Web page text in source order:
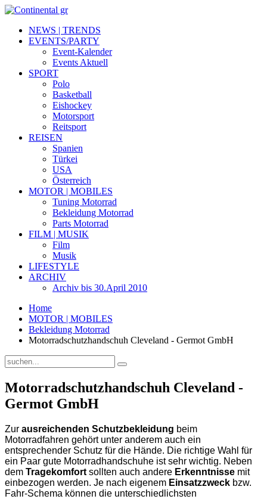
NEWS | TRENDS
EVENTS/PARTY
Event-Kalender
Events Aktuell
SPORT
Polo
Basketball
Eishockey
Motorsport
Reitsport
REISEN
Spanien
Türkei
USA
Österreich
MOTOR | MOBILES
Tuning Motorrad
Bekleidung Motorrad
Parts Motorrad
FILM | MUSIK
Film
Musik
LIFESTYLE
ARCHIV
Archiv bis 30.April 2010
Home
MOTOR | MOBILES
Bekleidung Motorrad
Motorradschutzhandschuh Cleveland - Germot GmbH
Motorradschutzhandschuh Cleveland -
Germot GmbH
Zur ausreichenden Schutzbekleidung beim
Motorradfahren gehört unter anderem auch ein
entsprechender Schutz für die Hände. Die richtige Wahl für
ein Paar gute Motorradhandschuhe ist sehr wichtig. Neben
dem Tragekomfort sollten auch andere Erkenntnisse mit
einbezogen werden. Je nach eigenem Einsatzzweck bzw.
Fahr-Schema können die unterschiedlichsten